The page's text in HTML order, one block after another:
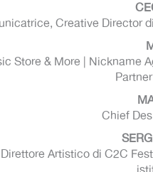
Creative Director
Store & More | Nickname
Chief
Artistico di C2C